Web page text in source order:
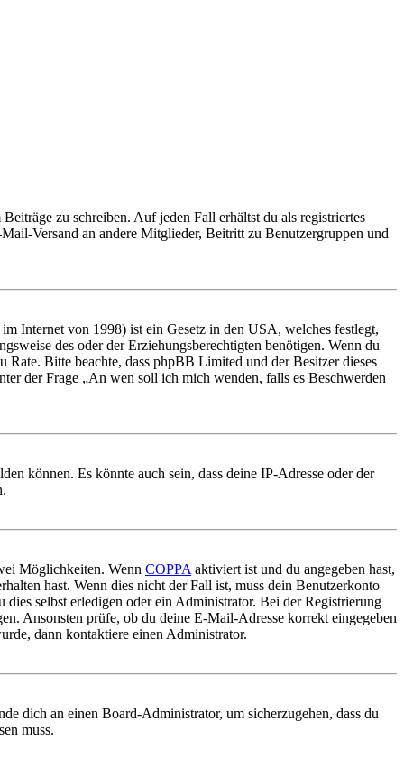
zu schreiben. Auf jeden Fall erhältst du als registriertes
Versand an andere Mitglieder, Beitritt zu Benutzergruppen und
Internet von 1998) ist ein Gesetz in den USA, welches festlegt,
des oder der Erziehungsberechtigten benötigen. Wenn du
Bitte beachte, dass phpBB Limited und der Besitzer dieses
der Frage „An wen soll ich mich wenden, falls es Beschwerden
können. Es könnte auch sein, dass deine IP-Adresse oder der
Möglichkeiten. Wenn COPPA aktiviert ist und du angegeben hast,
hast. Wenn dies nicht der Fall ist, muss dein Benutzerkonto
selbst erledigen oder ein Administrator. Bei der Registrierung
Ansonsten prüfe, ob du deine E-Mail-Adresse korrekt eingegeben
dann kontaktiere einen Administrator.
dich an einen Board-Administrator, um sicherzugehen, dass du
muss.